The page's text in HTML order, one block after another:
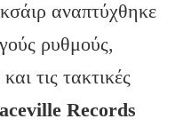
αναπτύχθηκε
ρυθμούς,
τις τακτικές
Records